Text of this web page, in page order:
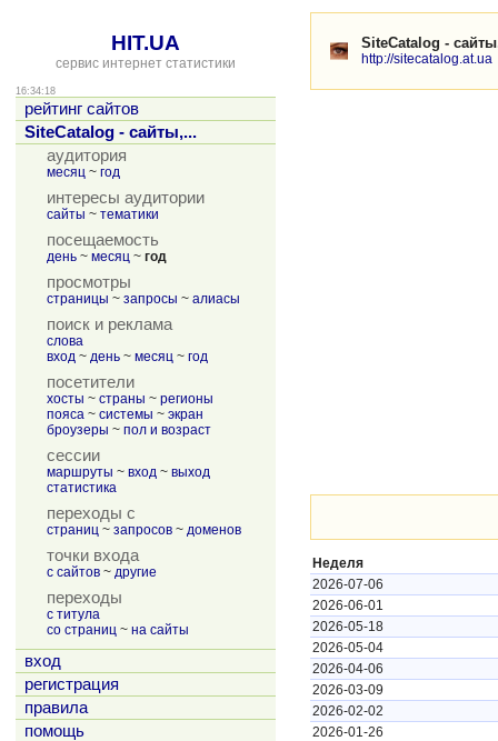
HIT.UA
сервис интернет статистики
16:34:18
рейтинг сайтов
SiteCatalog - сайты,...
аудитория
месяц ~ год
интересы аудитории
сайты ~ тематики
посещаемость
день ~ месяц ~ год
просмотры
страницы ~ запросы ~ алиасы
поиск и реклама
слова
вход ~ день ~ месяц ~ год
посетители
хосты ~ страны ~ регионы
пояса ~ системы ~ экран
броузеры ~ пол и возраст
сессии
маршруты ~ вход ~ выход
статистика
переходы с
страниц ~ запросов ~ доменов
точки входа
с сайтов ~ другие
переходы
с титула
со страниц ~ на сайты
вход
регистрация
правила
помощь
SiteCatalog -
http://sitecatalog.at.ua
Неделя
2026-07-06
2026-06-01
2026-05-18
2026-05-04
2026-04-06
2026-03-09
2026-02-02
2026-01-26